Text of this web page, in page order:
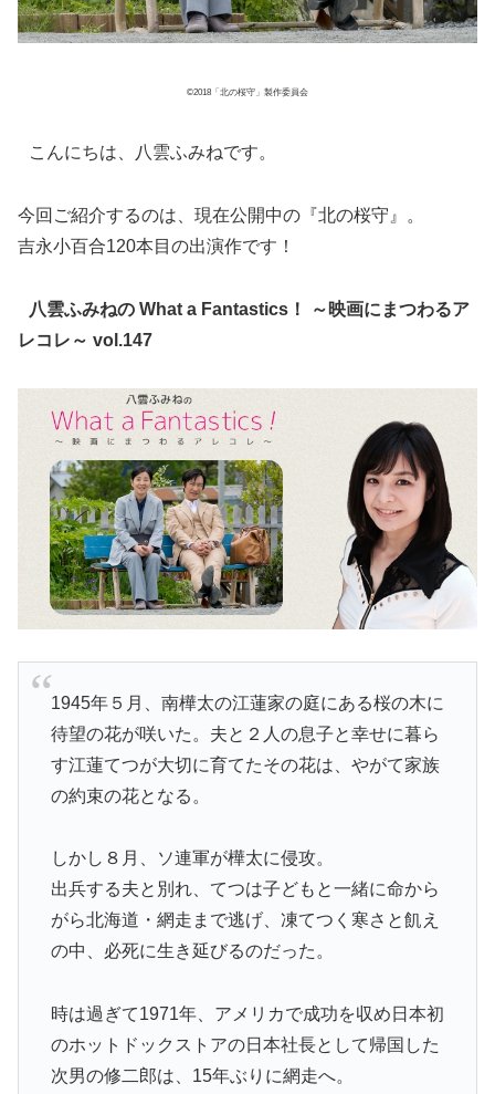
©2018「北の桜守」製作委員会
こんにちは、八雲ふみねです。
今回ご紹介するのは、現在公開中の『北の桜守』。
吉永小百合120本目の出演作です！
八雲ふみねの What a Fantastics！ ～映画にまつわるア
レコレ～ vol.147
1945年５月、南樺太の江蓮家の庭にある桜の木に
待望の花が咲いた。夫と２人の息子と幸せに暮ら
す江蓮てつが大切に育てたその花は、やがて家族
の約束の花となる。
しかし８月、ソ連軍が樺太に侵攻。
出兵する夫と別れ、てつは子どもと一緒に命から
がら北海道・網走まで逃げ、凍てつく寒さと飢え
の中、必死に生き延びるのだった。
時は過ぎて1971年、アメリカで成功を収め日本初
のホットドックストアの日本社長として帰国した
次男の修二郎は、15年ぶりに網走へ。